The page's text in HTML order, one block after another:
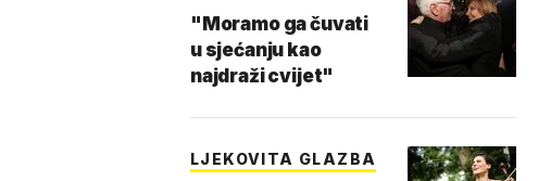
"Moramo ga čuvati
u sjećanju kao
najdraži cvijet"
LJEKOVITA GLAZBA